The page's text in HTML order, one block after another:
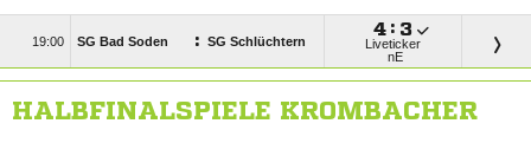
 SG Bad Soden : SG Schlüchtern
 : 
Liveticker
nE
HALBFINALSPIELE KROMBACHER